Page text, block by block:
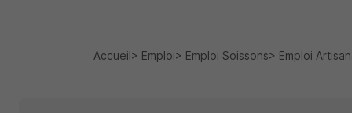
Accueil Emploi Emploi Soissons Emploi